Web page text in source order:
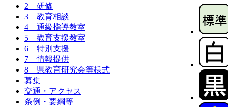
2 研修
3 教育相談
4 通級指導教室
5 教育支援教室
6 特別支援
7 情報提供
8 県教育研究会等様式
募集
交通・アクセス
条例・要綱等